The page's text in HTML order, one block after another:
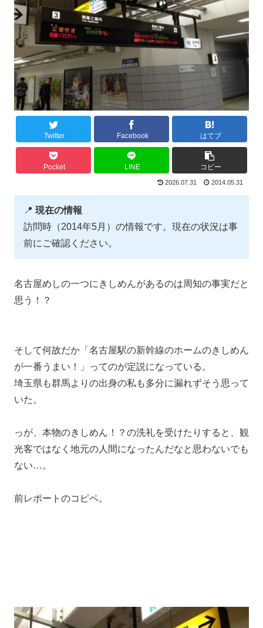
Twitter Facebook はてブ
Pocket LINE コピー
2026.07.31 2014.05.31
📍 現在の情報
訪問時（2014年5月）の情報です。現在の状況は事
前にご確認ください。
名古屋めしの一つにきしめんがあるのは周知の事実だと
思う！？
そして何故だか「名古屋駅の新幹線のホームのきしめん
が一番うまい！」ってのが定説になっている。
埼玉県も群馬よりの出身の私も多分に漏れずそう思って
いた。
っが、本物のきしめん！？の洗礼を受けたりすると、観
光客ではなく地元の人間になったんだなと思わないでも
ない…。
前レポートのコピペ。